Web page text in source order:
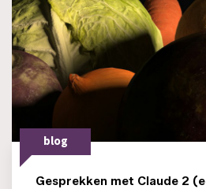
blog
Gesprekken met Claude 2